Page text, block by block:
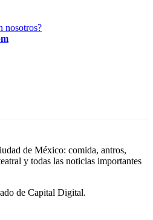
nosotros?
de México: comida, antros,
y todas las noticias importantes
de Capital Digital.